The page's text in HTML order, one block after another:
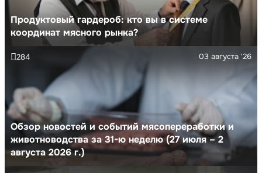
Продуктовый гардероб: кто вы в системе
координат мясного рынка?
Обзор новостей и событий мясопереработки и
животноводства за 31-ю неделю (27 июля – 2
августа 2026 г.)
03 августа '26
284